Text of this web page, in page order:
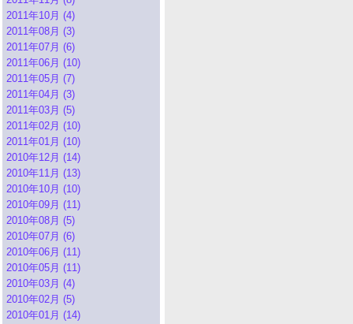
2011年10月 (4)
2011年08月 (3)
2011年07月 (6)
2011年06月 (10)
2011年05月 (7)
2011年04月 (3)
2011年03月 (5)
2011年02月 (10)
2011年01月 (10)
2010年12月 (14)
2010年11月 (13)
2010年10月 (10)
2010年09月 (11)
2010年08月 (5)
2010年07月 (6)
2010年06月 (11)
2010年05月 (11)
2010年03月 (4)
2010年02月 (5)
2010年01月 (14)